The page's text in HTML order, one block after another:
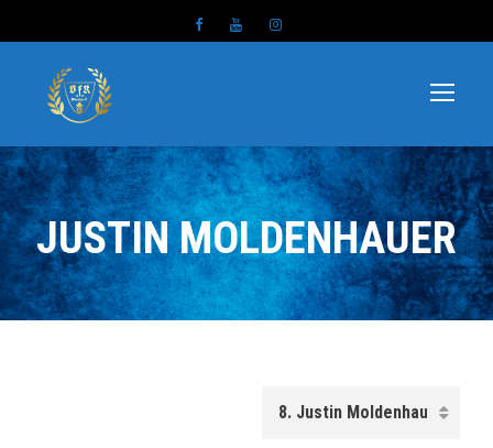
JUSTIN MOLDENHAUER